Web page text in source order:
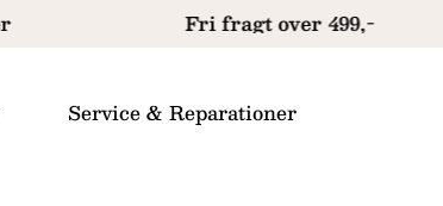
Fri fragt over 499,-
Service & Reparationer